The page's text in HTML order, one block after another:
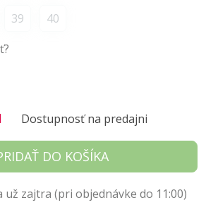
39
40
Dostupnosť na predajni
DO KOŠÍKA
už zajtra (pri objednávke do 11:00)